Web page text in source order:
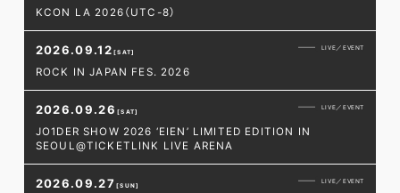
KCON LA 2026（UTC-8）
2026.09.12 [SAT]
LIVE／EVENT
ROCK IN JAPAN FES. 2026
2026.09.26 [SAT]
LIVE／EVENT
JO1DER SHOW 2026 ‘EIEN’ LIMITED EDITION IN
SEOUL@TICKETLINK LIVE ARENA
2026.09.27 [SUN]
LIVE／EVENT